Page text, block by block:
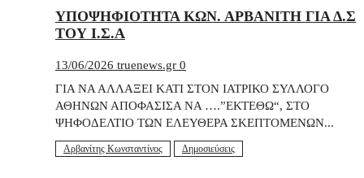
ΥΠΟΨΗΦΙΟΤΗΤΑ ΚΩΝ. ΑΡΒΑΝΙΤΗ ΓΙΑ Δ.Σ
ΤΟΥ Ι.Σ.Α
13/06/2026 truenews.gr 0
ΓΙΑ ΝΑ ΑΛΛΑΞΕΙ ΚΑΤΙ ΣΤΟΝ ΙΑΤΡΙΚΟ ΣΥΛΛΟΓΟ
ΑΘΗΝΩΝ ΑΠΟΦΑΣΙΣΑ ΝΑ ….”ΕΚΤΕΘΩ“, ΣΤΟ
ΨΗΦΟΔΕΛΤΙΟ ΤΩΝ ΕΛΕΥΘΕΡΑ ΣΚΕΠΤΟΜΕΝΩΝ...
Αρβανίτης Κωνσταντίνος Δημοσιεύσεις